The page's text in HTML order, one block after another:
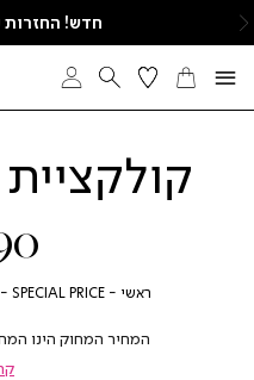
חדש!
ראשי ראשי
SPECIAL PRICE
המחיר המחוק הינו